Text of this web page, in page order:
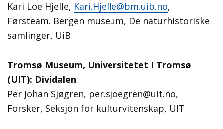
Kari Loe Hjelle, Kari.Hjelle@bm.uib.no,
Førsteam. Bergen museum, De naturhistoriske
samlinger, UiB
Tromsø Museum, Universitetet I Tromsø
(UIT): Dividalen
Per Johan Sjøgren, per.sjoegren@uit.no,
Forsker, Seksjon for kulturvitenskap, UIT